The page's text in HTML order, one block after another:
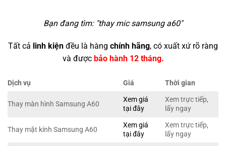
Bạn đang tìm: "thay mic samsung a60"
Tất cả linh kiện đều là hàng chính hãng, có xuất xứ rõ ràng
và được bảo hành 12 tháng.
Dịch vụ Giá Thời gian
Thay màn hình Samsung A60
Xem giá
tại đây
Xem trực tiếp,
lấy ngay
Thay mặt kính Samsung A60
Xem giá
tại đây
Xem trực tiếp,
lấy ngay